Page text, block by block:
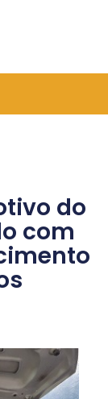
do
com